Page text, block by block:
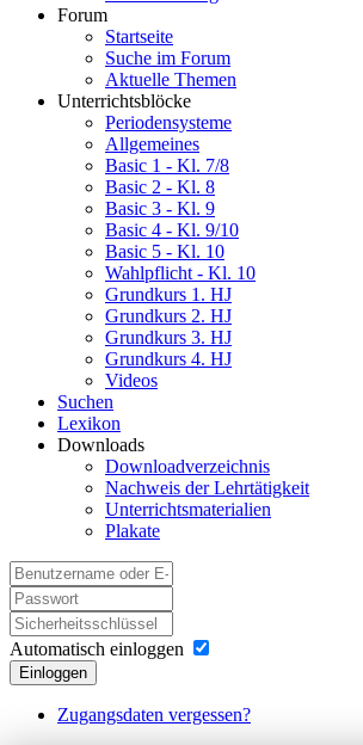
Forum
Startseite
Suche im Forum
Aktuelle Themen
Unterrichtsblöcke
Periodensysteme
Allgemeines
Basic 1 - Kl. 7/8
Basic 2 - Kl. 8
Basic 3 - Kl. 9
Basic 4 - Kl. 9/10
Basic 5 - Kl. 10
Wahlpflicht - Kl. 10
Grundkurs 1. HJ
Grundkurs 2. HJ
Grundkurs 3. HJ
Grundkurs 4. HJ
Videos
Suchen
Lexikon
Downloads
Downloadverzeichnis
Nachweis der Lehrtätigkeit
Unterrichtsmaterialien
Plakate
Automatisch einloggen
Einloggen
Zugangsdaten vergessen?